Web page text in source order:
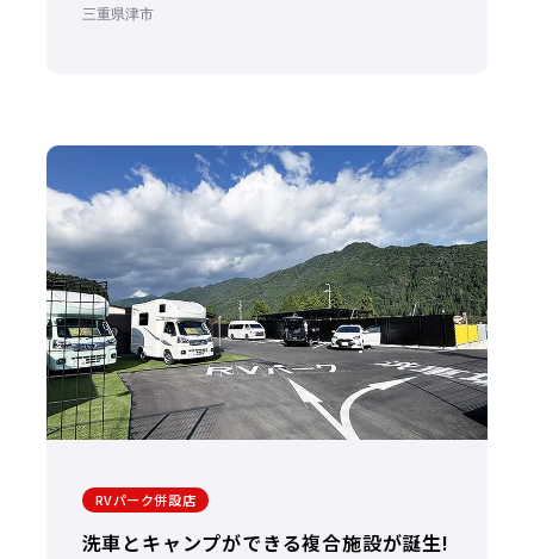
三重県津市
RVパーク併設店
洗車とキャンプができる複合施設が誕生!